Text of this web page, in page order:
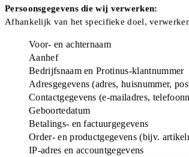
Persoonsgegevens die wij verwerken:
Afhankelijk van het specifieke doel,
Voor- en achternaam
Aanhef
Bedrijfsnaam en Protinus-klantnummer
Adresgegevens (adres, huisnummer,
Contactgegevens (e-mailadres,
Geboortedatum
Betalings- en factuurgegevens
Order- en productgegevens (bijv.
IP-adres en accountgegevens